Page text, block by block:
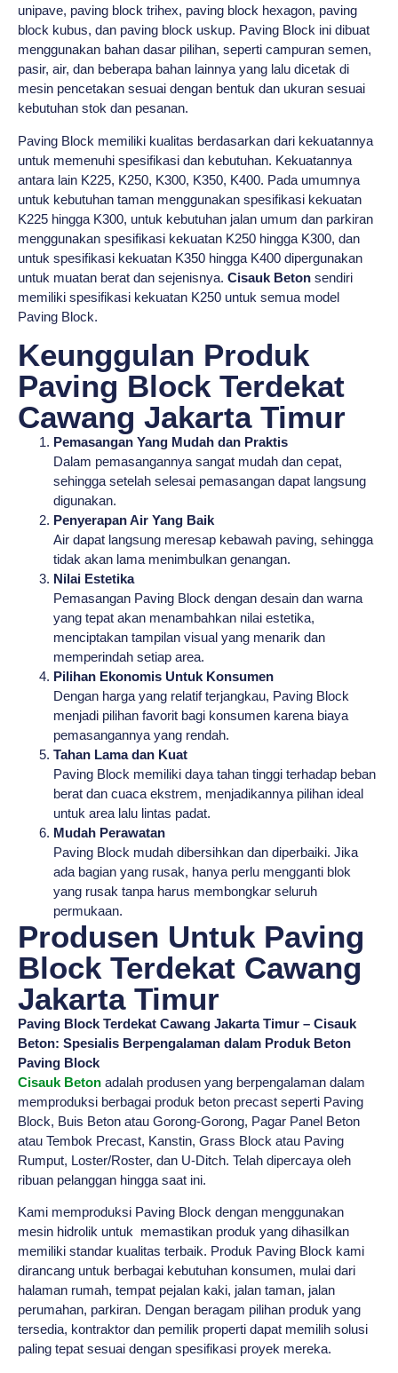
unipave, paving block trihex, paving block hexagon, paving
block kubus, dan paving block uskup. Paving Block ini dibuat
menggunakan bahan dasar pilihan, seperti campuran semen,
pasir, air, dan beberapa bahan lainnya yang lalu dicetak di
mesin pencetakan sesuai dengan bentuk dan ukuran sesuai
kebutuhan stok dan pesanan.
Paving Block memiliki kualitas berdasarkan dari kekuatannya
untuk memenuhi spesifikasi dan kebutuhan. Kekuatannya
antara lain K225, K250, K300, K350, K400. Pada umumnya
untuk kebutuhan taman menggunakan spesifikasi kekuatan
K225 hingga K300, untuk kebutuhan jalan umum dan parkiran
menggunakan spesifikasi kekuatan K250 hingga K300, dan
untuk spesifikasi kekuatan K350 hingga K400 dipergunakan
untuk muatan berat dan sejenisnya. Cisauk Beton sendiri
memiliki spesifikasi kekuatan K250 untuk semua model
Paving Block.
Keunggulan Produk
Paving Block Terdekat
Cawang Jakarta Timur
Pemasangan Yang Mudah dan Praktis
Dalam pemasangannya sangat mudah dan cepat,
sehingga setelah selesai pemasangan dapat langsung
digunakan.
Penyerapan Air Yang Baik
Air dapat langsung meresap kebawah paving, sehingga
tidak akan lama menimbulkan genangan.
Nilai Estetika
Pemasangan Paving Block dengan desain dan warna
yang tepat akan menambahkan nilai estetika,
menciptakan tampilan visual yang menarik dan
memperindah setiap area.
Pilihan Ekonomis Untuk Konsumen
Dengan harga yang relatif terjangkau, Paving Block
menjadi pilihan favorit bagi konsumen karena biaya
pemasangannya yang rendah.
Tahan Lama dan Kuat
Paving Block memiliki daya tahan tinggi terhadap beban
berat dan cuaca ekstrem, menjadikannya pilihan ideal
untuk area lalu lintas padat.
Mudah Perawatan
Paving Block mudah dibersihkan dan diperbaiki. Jika
ada bagian yang rusak, hanya perlu mengganti blok
yang rusak tanpa harus membongkar seluruh
permukaan.
Produsen Untuk Paving
Block Terdekat Cawang
Jakarta Timur
Paving Block Terdekat Cawang Jakarta Timur – Cisauk
Beton: Spesialis Berpengalaman dalam Produk Beton
Paving Block
Cisauk Beton adalah produsen yang berpengalaman dalam
memproduksi berbagai produk beton precast seperti Paving
Block, Buis Beton atau Gorong-Gorong, Pagar Panel Beton
atau Tembok Precast, Kanstin, Grass Block atau Paving
Rumput, Loster/Roster, dan U-Ditch. Telah dipercaya oleh
ribuan pelanggan hingga saat ini.
Kami memproduksi Paving Block dengan menggunakan
mesin hidrolik untuk memastikan produk yang dihasilkan
memiliki standar kualitas terbaik. Produk Paving Block kami
dirancang untuk berbagai kebutuhan konsumen, mulai dari
halaman rumah, tempat pejalan kaki, jalan taman, jalan
perumahan, parkiran. Dengan beragam pilihan produk yang
tersedia, kontraktor dan pemilik properti dapat memilih solusi
paling tepat sesuai dengan spesifikasi proyek mereka.